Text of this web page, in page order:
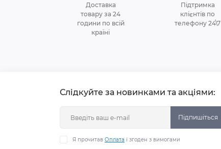
Доставка
товару за 24
години по всій
країні
Підтримка
клієнтів по
телефону 24\7
Слідкуйте за новинками та акціями:
Підпишіться
Я прочитав Оплата і згоден з вимогами